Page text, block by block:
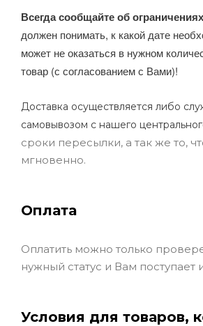
Всегда сообщайте об
должен понимать, к какой дате
может не оказаться в нужном
товар (с согласованием с Вами)!
Доставка осуществляется либо
самовывозом с нашего
сроки пересылки, а так же то,
мгновенно.
Оплата
Оплатить можно только
нужный статус и Вам
Условия для товаров,